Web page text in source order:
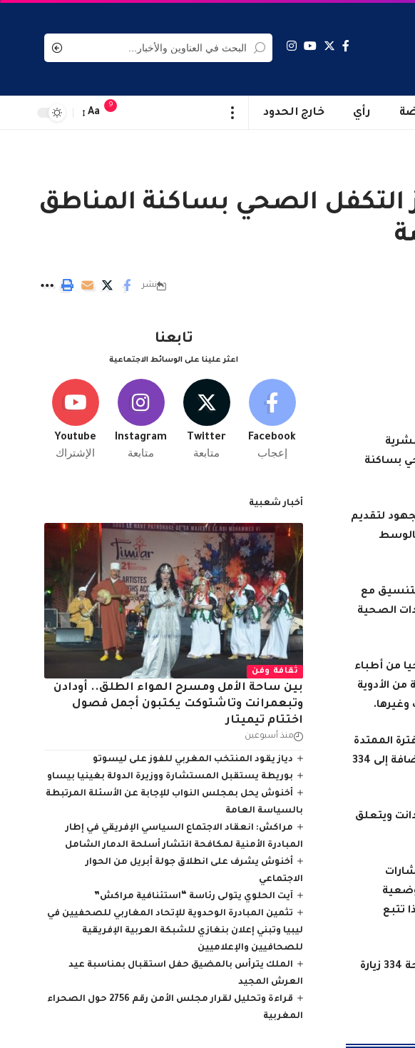
رأي خارج الحدود
9
Aa
قوية لتعزيز التكفل الصحي بساكنة المناطق
نشر
التكفل الصحي بساكنة
لتقديم
بالوسط
مع
الصحية
فقد تمت تعبئة ما مجموعه 184 مهنيا صحيا من أطباء
الأدوية
.
الممتدة
ما بين 15 نونبر 2023 إلى غاية 31 مارس 2024، 134 دائرة صحية و496 تجمعا سكنيا (الدواوير)، إضافة إلى 334
مستوى إقليم تارودانت ويتعلق
تتبع
وفي هذا الإطار، قامت المديرية الجهوية للصحة والحماية الاجتماعية بجهة سوس ماسة ببرمجة 334 زيارة
تابعنا
اعثر علينا على الوسائط الاجتماعية
Facebook
إعجاب
Twitter
متابعة
Instagram
متابعة
Youtube
الإشتراك
أخبار شعبية
ثقافة وفن
بين ساحة الأمل ومسرح الهواء الطلق.. أودادن
وتبعمرانت وتاشتوكت يكتبون أجمل فصول
اختتام تيميتار
منذ أسبوعين
دياز يقود المنتخب المغربي للفوز على ليسوتو
بوريطة يستقبل المستشارة ووزيرة الدولة بغينيا بيساو
أخنوش يحل بمجلس النواب للإجابة عن الأسئلة المرتبطة
بالسياسة العامة
مراكش: انعقاد الاجتماع السياسي الإفريقي في إطار
المبادرة الأمنية لمكافحة انتشار أسلحة الدمار الشامل
أخنوش يشرف على انطلاق جولة أبريل من الحوار
الاجتماعي
آيت الحلوي يتولى رئاسة “استئنافية مراكش”
تثمين المبادرة الوحدوية للإتحاد المغاربي للصحفيين في
ليبيا وتبني إعلان بنغازي للشبكة العربية الإفريقية
للصحافيين والإعلاميين
الملك يترأس بالمضيق حفل استقبال بمناسبة عيد
العرش المجيد
قراءة وتحليل لقرار مجلس الأمن رقم 2756 حول الصحراء
المغربية